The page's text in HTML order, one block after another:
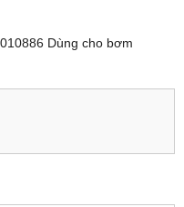
Dùng cho bơm